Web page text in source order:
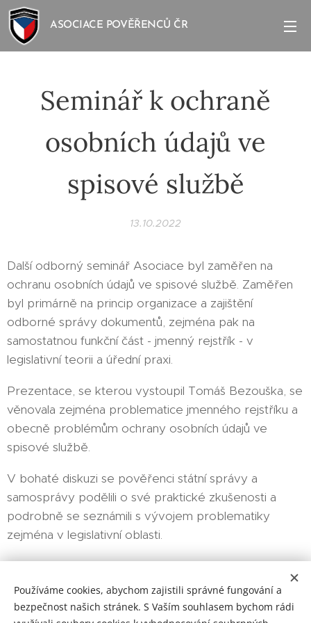
ASOCIACE POVĚŘENCŮ ČR
Seminář k ochraně
osobních údajů ve
spisové službě
13.10.2022
Další odborný seminář Asociace byl zaměřen na
ochranu osobních údajů ve spisové službě. Zaměřen
byl primárně na princip organizace a zajištění
odborné správy dokumentů, zejména pak na
samostatnou funkční část - jmenný rejstřík - v
legislativní teorii a úřední praxi.
Prezentace, se kterou vystoupil Tomáš Bezouška, se
věnovala zejména problematice jmenného rejstříku a
obecně problémům ochrany osobních údajů ve
spisové službě.
V bohaté diskuzi se pověřenci státní správy a
samosprávy podělili o své praktické zkušenosti a
podrobně se seznámili s vývojem problematiky
zejména v legislativní oblasti.
Používáme cookies, abychom zajistili správné fungování a
bezpečnost našich stránek. S Vaším souhlasem bychom rádi